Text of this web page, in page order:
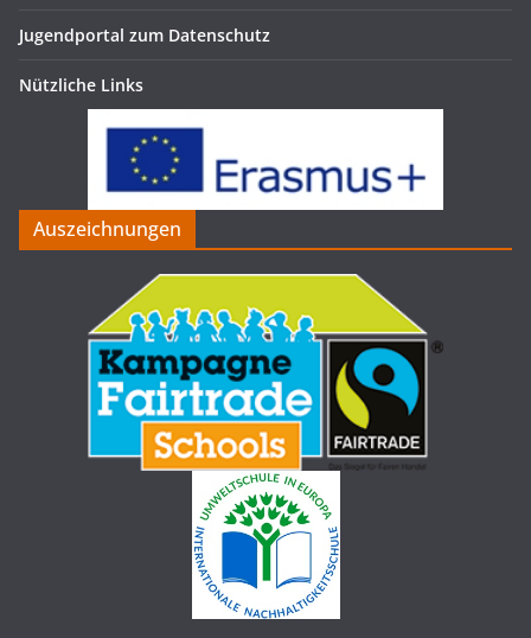
Jugendportal zum Datenschutz
Nützliche Links
Auszeichnungen